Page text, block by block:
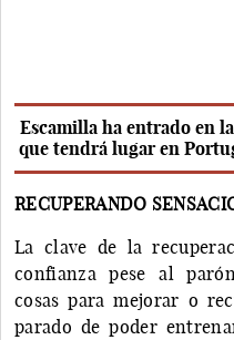
Escamilla ha entrado en
que tendrá lugar en
RECUPERANDO
La clave de la
confianza pese al
cosas para mejorar o
parado de poder